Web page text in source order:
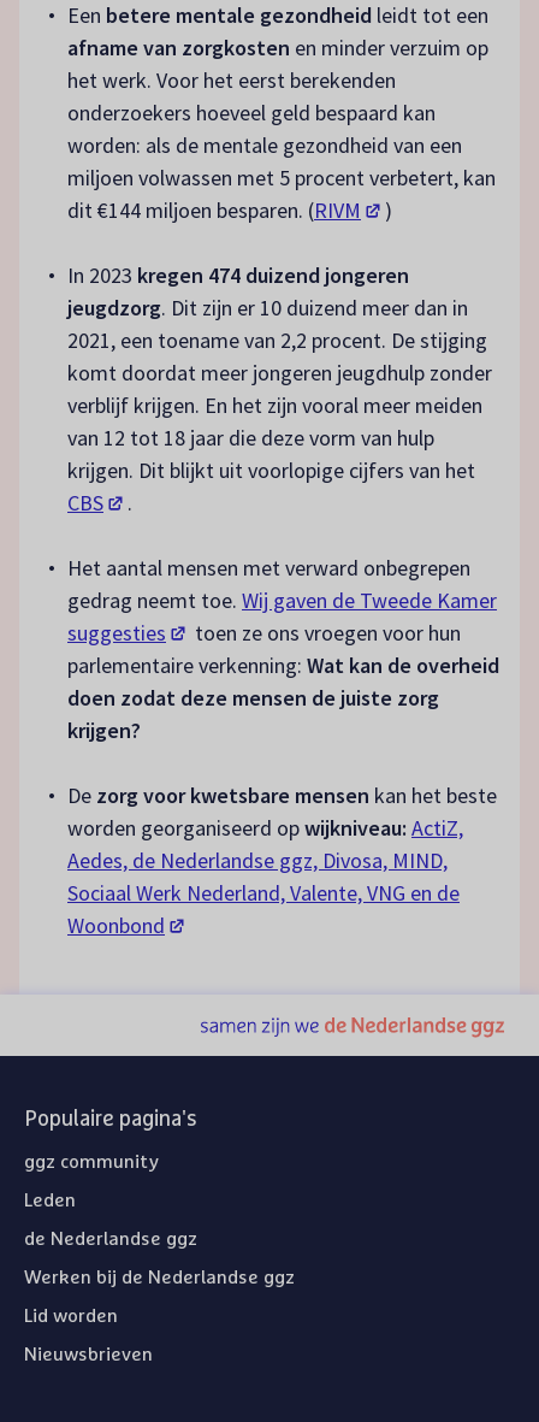
Een betere mentale gezondheid leidt tot een
afname van zorgkosten en minder verzuim op
het werk. Voor het eerst berekenden
onderzoekers hoeveel geld bespaard kan
worden: als de mentale gezondheid van een
miljoen volwassen met 5 procent verbetert, kan
dit €144 miljoen besparen. (RIVM (opent in een
)
In 2023 kregen 474 duizend jongeren
jeugdzorg. Dit zijn er 10 duizend meer dan in
2021, een toename van 2,2 procent. De stijging
komt doordat meer jongeren jeugdhulp zonder
verblijf krijgen. En het zijn vooral meer meiden
van 12 tot 18 jaar die deze vorm van hulp
krijgen. Dit blijkt uit voorlopige cijfers van het
CBS(opent in een nieuw tabblad)
.
Het aantal mensen met verward onbegrepen
gedrag neemt toe. Wij gaven de Tweede Kamer
suggesties (opent in een nieuw tabblad)
toen ze ons vroegen voor hun
parlementaire verkenning: Wat kan de overheid
doen zodat deze mensen de juiste zorg
krijgen?
De zorg voor kwetsbare mensen kan het beste
worden georganiseerd opwijkniveau: ActiZ,
Aedes, de Nederlandse ggz, Divosa, MIND,
Sociaal Werk Nederland, Valente, VNG en de
Woonbond (opent in een nieuw tabblad)
Populaire pagina's
ggz community
Leden
de Nederlandse ggz
Werken bij de Nederlandse ggz
Lid worden
Nieuwsbrieven